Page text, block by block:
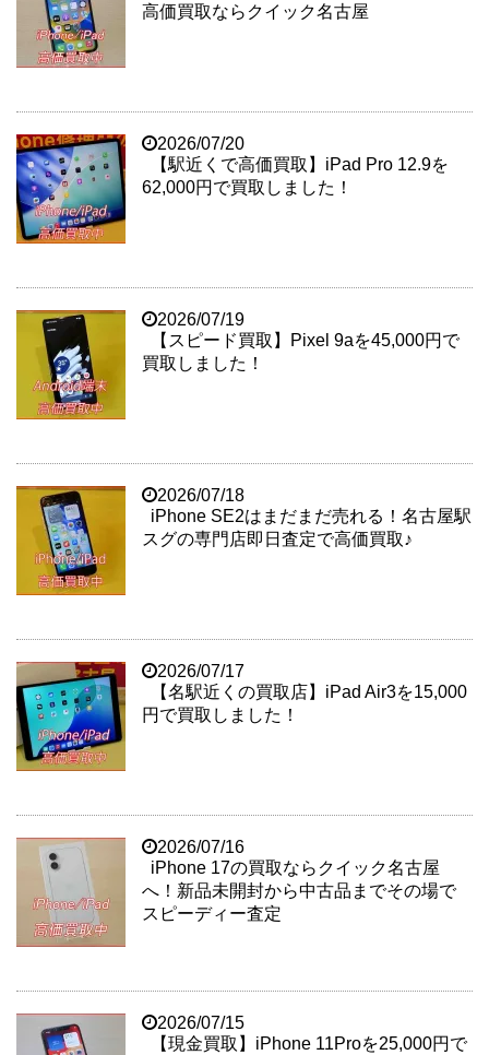
高価買取ならクイック名古屋
2026/07/20
【駅近くで高価買取】iPad Pro 12.9を
62,000円で買取しました！
2026/07/19
【スピード買取】Pixel 9aを45,000円で
買取しました！
2026/07/18
iPhone SE2はまだまだ売れる！名古屋駅
スグの専門店即日査定で高価買取♪
2026/07/17
【名駅近くの買取店】iPad Air3を15,000
円で買取しました！
2026/07/16
iPhone 17の買取ならクイック名古屋
へ！新品未開封から中古品までその場で
スピーディー査定
2026/07/15
【現金買取】iPhone 11Proを25,000円で